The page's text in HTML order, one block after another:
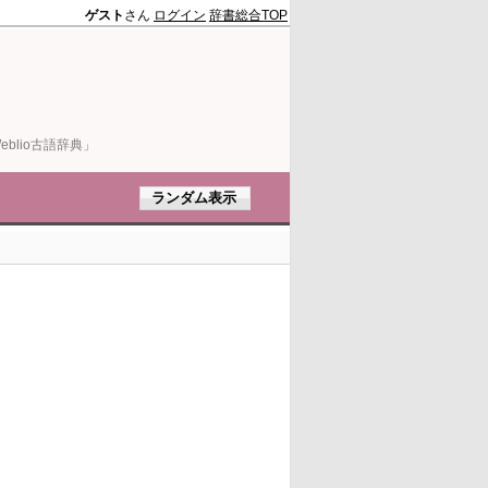
古語辞典」
ゲスト さん ログイン 辞書総合TOP